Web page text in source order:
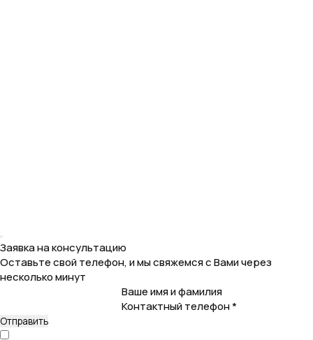
Заявка на консультацию
Оставьте свой телефон, и мы свяжемся с Вами через
несколько минут
Ваше имя и фамилия
Контактный телефон *